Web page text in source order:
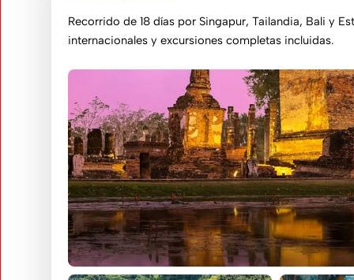
Recorrido de 18 días por Singapur, Tailandia, Bali y
internacionales y excursiones completas incluidas.